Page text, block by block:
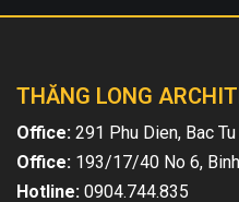
THĂNG LONG
Office: 291 Phu Dien, Bac
Office: 193/17/40 No 6,
Hotline: 0904.744.835